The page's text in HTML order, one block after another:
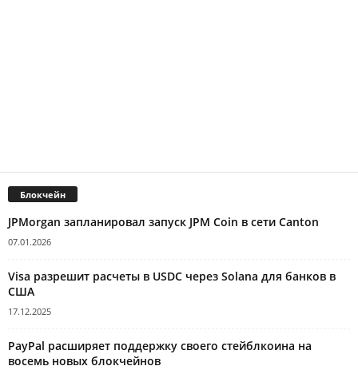
Блокчейн
JPMorgan запланировал запуск JPM Coin в сети Canton
07.01.2026
Visa разрешит расчеты в USDC через Solana для банков в
США
17.12.2025
PayPal расширяет поддержку своего стейблкоина на
восемь новых блокчейнов